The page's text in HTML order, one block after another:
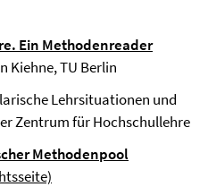
Ein Methodenreader
Kiehne, TU Berlin
Lehrsituationen und
Zentrum für Hochschullehre
Methodenpool